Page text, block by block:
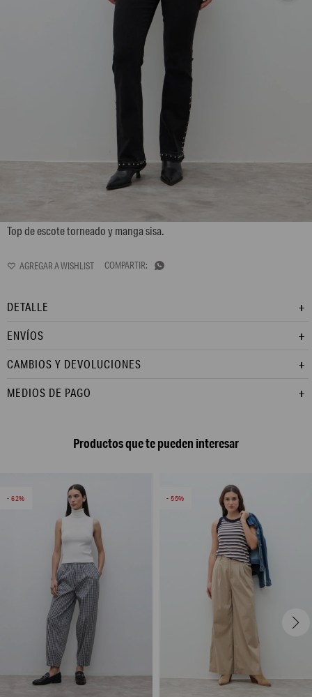
Top de escote torneado y manga sisa.

DETALLE
ENVÍOS
CAMBIOS Y DEVOLUCIONES
MEDIOS DE PAGO
Productos que te pueden interesar
62 55